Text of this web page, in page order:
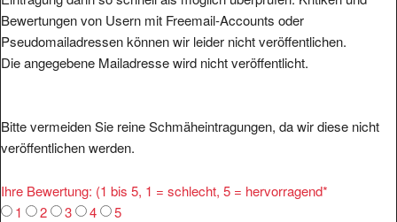
Bewertungen von Usern mit Freemail-Accounts oder
Pseudomailadressen können wir leider nicht veröffentlichen.
Die angegebene Mailadresse wird nicht veröffentlicht.
Bitte vermeiden Sie reine Schmäheintragungen, da wir diese nicht
veröffentlichen werden.
Ihre Bewertung: (1 bis 5, 1 = schlecht, 5 = hervorragend*
1
2 3 4
5